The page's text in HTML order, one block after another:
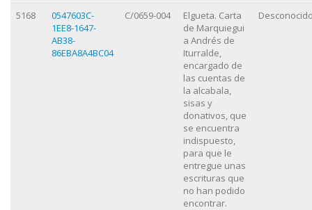
5168
0547603C-
1EE8-1647-
AB38-
86EBA8A4BC04
C/0659-004
Elgueta. Carta
de Marquiegui
a Andrés de
Iturralde,
encargado de
las cuentas de
la alcabala,
sisas y
donativos, que
se encuentra
indispuesto,
para que le
entregue unas
escrituras que
no han podido
encontrar.